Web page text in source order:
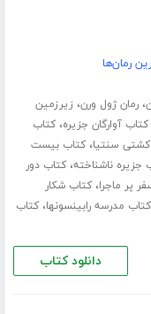
رمان‌ها
،رمان ژول ورن، زیرزمین
کتاب آوارگان جزیره،کتاب
کشتی سنتیا،کتاب بیست
جزیره ناشناخته،کتاب دور
پر ماجرا،کتاب شکار
کتاب مدرسه رابینسونها،کتاب
دانلود کتاب